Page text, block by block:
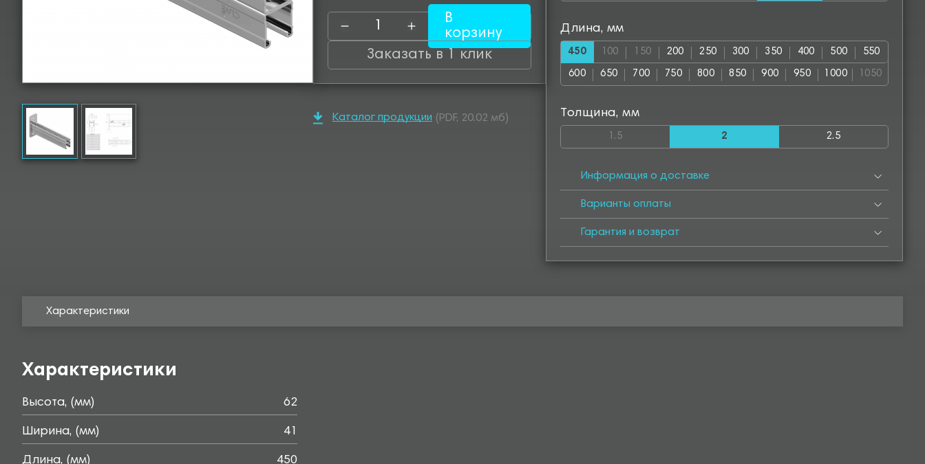
В
корзину
Заказать в 1 клик
Каталог продукции (PDF, 20.02 мб)
Длина, мм
450 100 150 200 250 300 350 400 500 550
600 650 700 750 800 850 900 950 1000 1050
Толщина, мм
1.5 2 2.5
Информация о доставке
Варианты оплаты
Гарантия и возврат
Характеристики
Характеристики
Высота, (мм) 62
Ширина, (мм) 41
Длина, (мм) 450